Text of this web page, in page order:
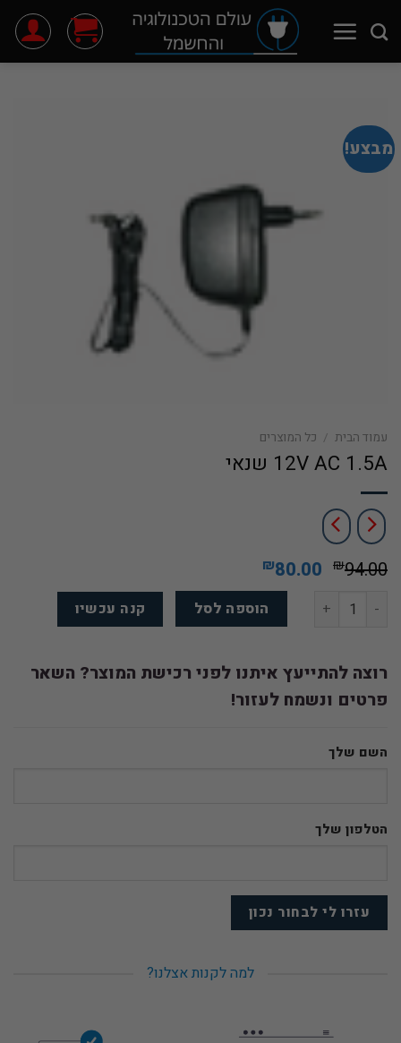
מבצע!
עמוד הבית / כל המוצרים
12V AC 1.5A שנאי
₪94.00 המחיר
המקורי
₪94.00.
₪80.00
הנוכחי
הוא:
₪80.00.
כמות של 12V AC 1.5A שנאי הוספה לסל קנה עכשיו
רוצה להתייעץ איתנו לפני רכישת המוצר? השאר
פרטים ונשמח לעזור!
השם שלך
הטלפון שלך
למה לקנות אצלנו?